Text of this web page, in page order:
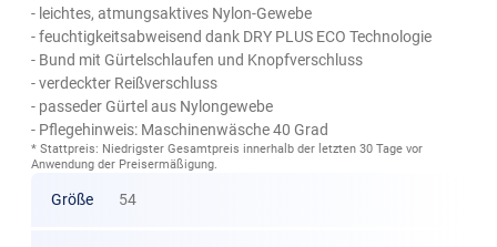
- leichtes, atmungsaktives Nylon-Gewebe
- feuchtigkeitsabweisend dank DRY PLUS ECO Technologie
- Bund mit Gürtelschlaufen und Knopfverschluss
- verdeckter Reißverschluss
- passeder Gürtel aus Nylongewebe
- Pflegehinweis: Maschinenwäsche 40 Grad
* Stattpreis: Niedrigster Gesamtpreis innerhalb der letzten 30 Tage vor
Anwendung der Preisermäßigung.
Größe 54